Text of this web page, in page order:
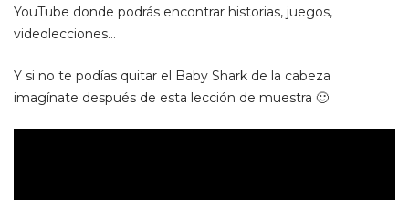
YouTube donde podrás encontrar historias, juegos,
videolecciones…
Y si no te podías quitar el Baby Shark de la cabeza
imagínate después de esta lección de muestra 🙂